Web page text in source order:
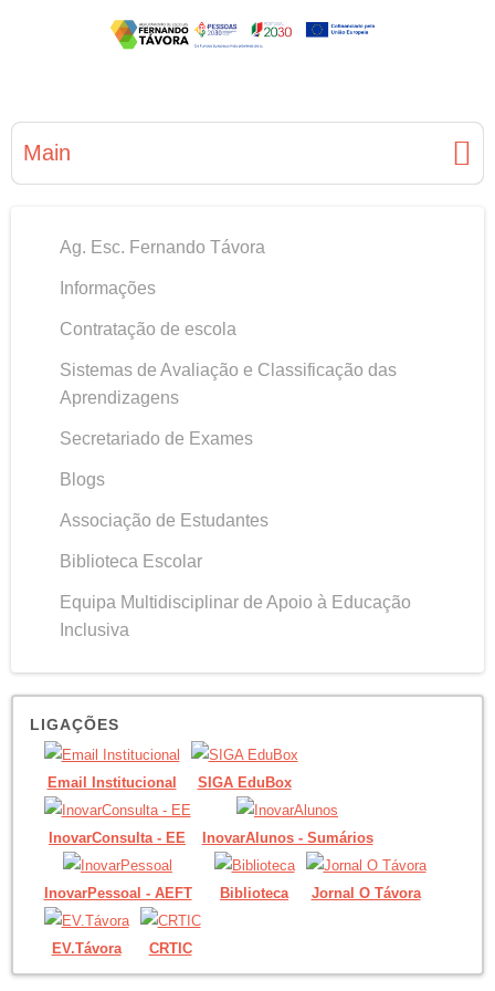
Main
Ag. Esc. Fernando Távora
Informações
Contratação de escola
Sistemas de Avaliação e Classificação das
Aprendizagens
Secretariado de Exames
Blogs
Associação de Estudantes
Biblioteca Escolar
Equipa Multidisciplinar de Apoio à Educação
Inclusiva
LIGAÇÕES
Email Institucional SIGA EduBox
InovarConsulta - EE InovarAlunos - Sumários
InovarPessoal - AEFT Biblioteca Jornal O Távora
EV.Távora CRTIC